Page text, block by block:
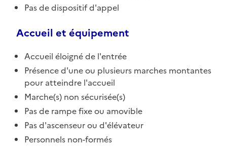
Pas de dispositif d'appel
Accueil et équipement
Accueil éloigné de l'entrée
Présence d'une ou plusieurs marches montantes
pour atteindre l'accueil
Marche(s) non sécurisée(s)
Pas de rampe fixe ou amovible
Pas d'ascenseur ou d'élévateur
Personnels non-formés